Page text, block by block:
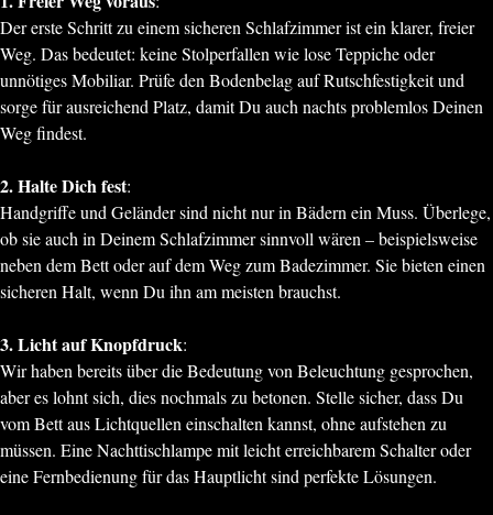
Der erste Schritt zu einem sicheren Schlafzimmer ist ein klarer, freier
Weg. Das bedeutet: keine Stolperfallen wie lose Teppiche oder
unnötiges Mobiliar. Prüfe den Bodenbelag auf Rutschfestigkeit und
sorge für ausreichend Platz, damit Du auch nachts problemlos Deinen
Weg findest.
2. Halte Dich fest:
Handgriffe und Geländer sind nicht nur in Bädern ein Muss. Überlege,
ob sie auch in Deinem Schlafzimmer sinnvoll wären – beispielsweise
neben dem Bett oder auf dem Weg zum Badezimmer. Sie bieten einen
sicheren Halt, wenn Du ihn am meisten brauchst.
3. Licht auf Knopfdruck:
Wir haben bereits über die Bedeutung von Beleuchtung gesprochen,
aber es lohnt sich, dies nochmals zu betonen. Stelle sicher, dass Du
vom Bett aus Lichtquellen einschalten kannst, ohne aufstehen zu
müssen. Eine Nachttischlampe mit leicht erreichbarem Schalter oder
eine Fernbedienung für das Hauptlicht sind perfekte Lösungen.